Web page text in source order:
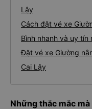
Lậy
Cách đặt vé xe
Bình nhanh và uy tín
Đặt vé xe Giường
Cai Lậy
Những thắc mắc